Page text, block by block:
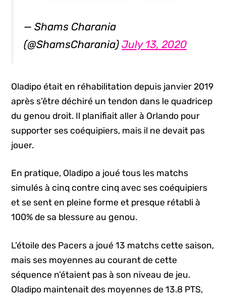
— Shams Charania
(@ShamsCharania)July 13, 2020
Oladipo était en réhabilitation depuis janvier 2019
après s’être déchiré un tendon dans le quadricep
du genou droit. Il planifiait aller à Orlando pour
supporter ses coéquipiers, mais il ne devait pas
jouer.
En pratique, Oladipo a joué tous les matchs
simulés à cinq contre cinq avec ses coéquipiers
et se sent en pleine forme et presque rétabli à
100% de sa blessure au genou.
L’étoile des Pacers a joué 13 matchs cette saison,
mais ses moyennes au courant de cette
séquence n’étaient pas à son niveau de jeu.
Oladipo maintenait des moyennes de 13.8 PTS,